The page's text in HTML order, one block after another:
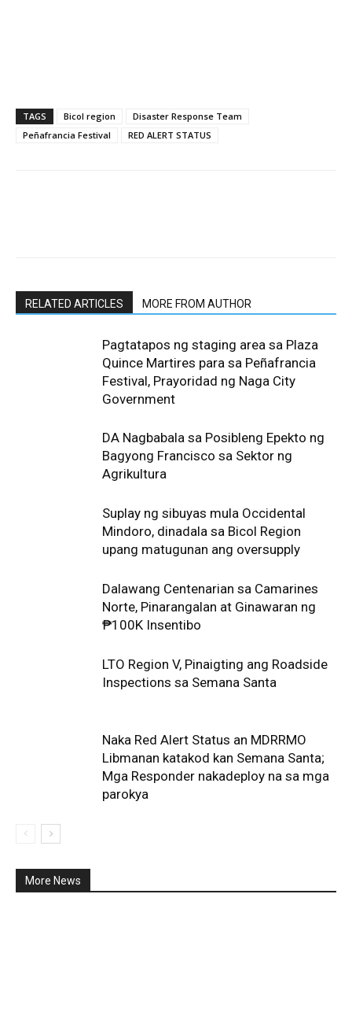
TAGS Bicol region
Disaster Response Team
Peñafrancia Festival
RED ALERT STATUS
RELATED ARTICLES MORE FROM AUTHOR
Pagtatapos ng staging area sa Plaza
Quince Martires para sa Peñafrancia
Festival, Prayoridad ng Naga City
Government
DA Nagbabala sa Posibleng Epekto ng
Bagyong Francisco sa Sektor ng
Agrikultura
Suplay ng sibuyas mula Occidental
Mindoro, dinadala sa Bicol Region
upang matugunan ang oversupply
Dalawang Centenarian sa Camarines
Norte, Pinarangalan at Ginawaran ng
₱100K Insentibo
LTO Region V, Pinaigting ang Roadside
Inspections sa Semana Santa
Naka Red Alert Status an MDRRMO
Libmanan katakod kan Semana Santa;
Mga Responder nakadeploy na sa mga
parokya
More News